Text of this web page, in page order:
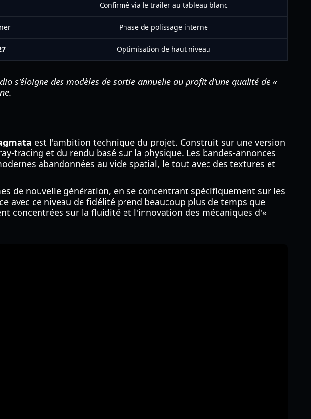
Confirmé via le trailer au tableau blanc
Phase de polissage interne
Optimisation de haut niveau
s'éloigne des modèles de sortie annuelle au profit d'une qualité de «
est l'ambition technique du projet. Construit sur une version
tracing et du rendu basé sur la physique. Les bandes-annonces
abandonnées au vide spatial, le tout avec des textures et
de nouvelle génération, en se concentrant spécifiquement sur les
avec ce niveau de fidélité prend beaucoup plus de temps que
concentrées sur la fluidité et l'innovation des mécaniques d'«